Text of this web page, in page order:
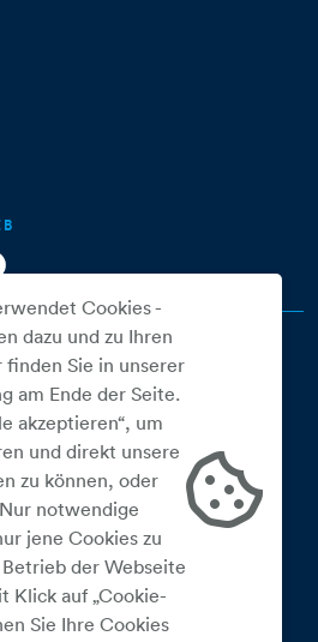
Cookies -
dazu und zu Ihren
finden Sie in unserer
am Ende der Seite.
akzeptieren“, um
und direkt unsere
zu können, oder
notwendige
jene Cookies zu
der Webseite
Klick auf „Cookie-
Sie Ihre Cookies